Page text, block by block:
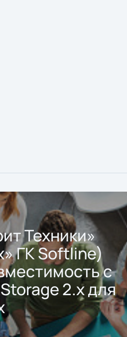
Техники»
ГК Softline)
с
2.x для